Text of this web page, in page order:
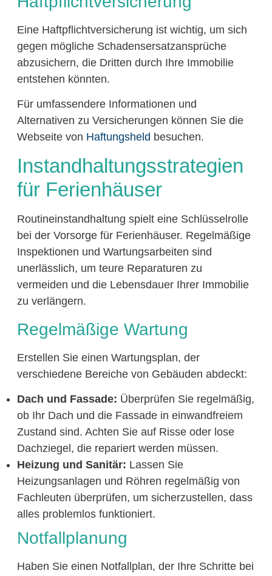
Eine Haftpflichtversicherung ist wichtig, um sich
gegen mögliche Schadensersatzansprüche
abzusichern, die Dritten durch Ihre Immobilie
entstehen könnten.
Für umfassendere Informationen und
Alternativen zu Versicherungen können Sie die
Webseite von Haftungsheld besuchen.
Instandhaltungsstrategien
für Ferienhäuser
Routineinstandhaltung spielt eine Schlüsselrolle
bei der Vorsorge für Ferienhäuser. Regelmäßige
Inspektionen und Wartungsarbeiten sind
unerlässlich, um teure Reparaturen zu
vermeiden und die Lebensdauer Ihrer Immobilie
zu verlängern.
Regelmäßige Wartung
Erstellen Sie einen Wartungsplan, der
verschiedene Bereiche von Gebäuden abdeckt:
Dach und Fassade: Überprüfen Sie regelmäßig,
ob Ihr Dach und die Fassade in einwandfreiem
Zustand sind. Achten Sie auf Risse oder lose
Dachziegel, die repariert werden müssen.
Heizung und Sanitär: Lassen Sie
Heizungsanlagen und Röhren regelmäßig von
Fachleuten überprüfen, um sicherzustellen, dass
alles problemlos funktioniert.
Notfallplanung
Haben Sie einen Notfallplan, der Ihre Schritte bei